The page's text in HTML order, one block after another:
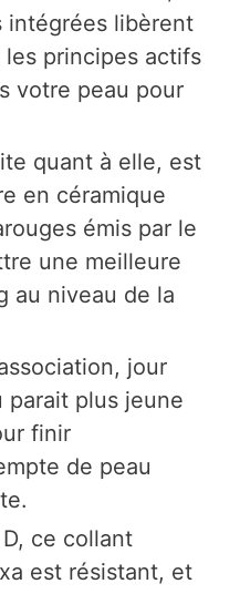
intégrées libèrent
principes actifs
votre peau pour
quant à elle, est
en céramique
émis par le
une meilleure
au niveau de la
jour
parait plus jeune
finir
de peau
ce collant
est résistant, et